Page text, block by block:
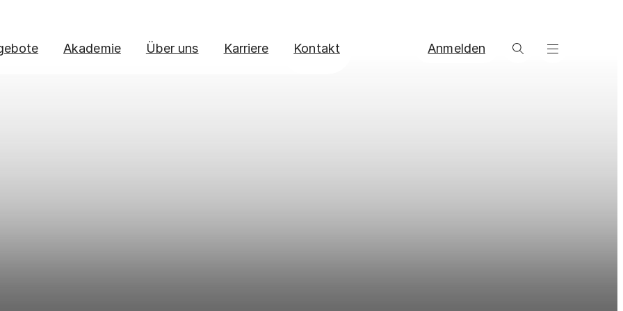
Akademie Über uns Karriere Kontakt Anmelden